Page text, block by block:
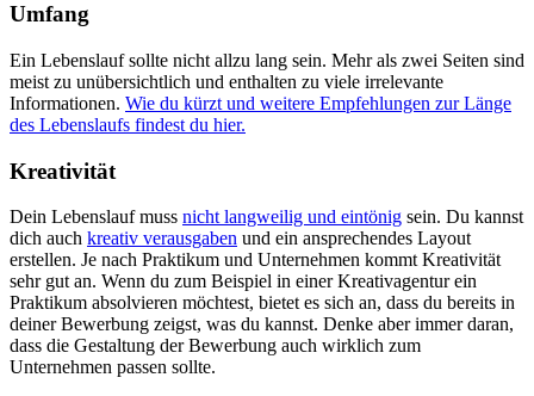
Umfang
Ein Lebenslauf sollte nicht allzu lang sein. Mehr als zwei Seiten sind
meist zu unübersichtlich und enthalten zu viele irrelevante
Informationen. Wie du kürzt und weitere Empfehlungen zur Länge
des Lebenslaufs findest du hier.
Kreativität
Dein Lebenslauf muss nicht langweilig und eintönig sein. Du kannst
dich auch kreativ verausgaben und ein ansprechendes Layout
erstellen. Je nach Praktikum und Unternehmen kommt Kreativität
sehr gut an. Wenn du zum Beispiel in einer Kreativagentur ein
Praktikum absolvieren möchtest, bietet es sich an, dass du bereits in
deiner Bewerbung zeigst, was du kannst. Denke aber immer daran,
dass die Gestaltung der Bewerbung auch wirklich zum
Unternehmen passen sollte.